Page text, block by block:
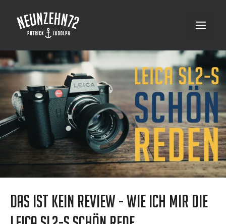
Inhalt
springen
Menü
Das ist kein Review - Wie ich mir die